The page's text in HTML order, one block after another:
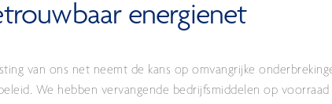
energienet
van ons net neemt de kans op omvangrijke
We hebben vervangende bedrijfsmiddelen op